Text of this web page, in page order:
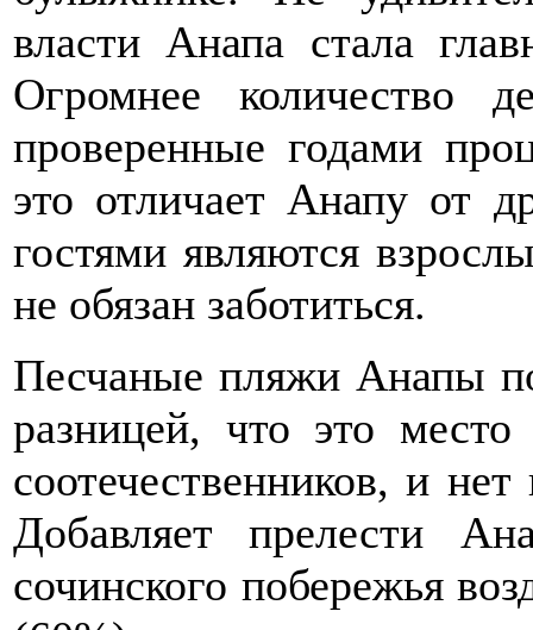
власти Анапа стала
Огромнее количество
проверенные годами
это отличает Анапу от
гостями являются
не обязан заботиться.
Песчаные пляжи Анапы
разницей, что это
соотечественников, и
Добавляет прелести
сочинского побережья